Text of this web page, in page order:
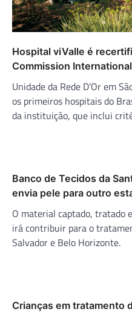
Hospital viValle é
Commission
Unidade da Rede D’Or em
os primeiros hospitais do
da instituição, que inclui
Banco de Tecidos da
envia pele para outro
O material captado, tratado
irá contribuir para o
Salvador e Belo Horizonte.
Crianças em tratamento